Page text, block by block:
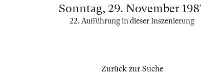
Sonntag, 29. November
22. Aufführung in dieser Inszenierung
Zurück zur Suche